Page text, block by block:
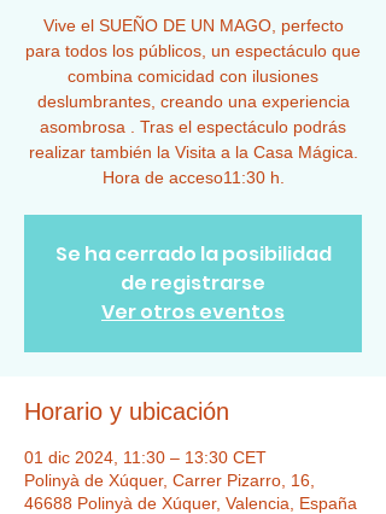
Vive el SUEÑO DE UN MAGO, perfecto
para todos los públicos, un espectáculo que
combina comicidad con ilusiones
deslumbrantes, creando una experiencia
asombrosa . Tras el espectáculo podrás
realizar también la Visita a la Casa Mágica.
Hora de acceso11:30 h.
Se ha cerrado la posibilidad
de registrarse
Ver otros eventos
Horario y ubicación
01 dic 2024, 11:30 – 13:30 CET
Polinyà de Xúquer, Carrer Pizarro, 16,
46688 Polinyà de Xúquer, Valencia, España